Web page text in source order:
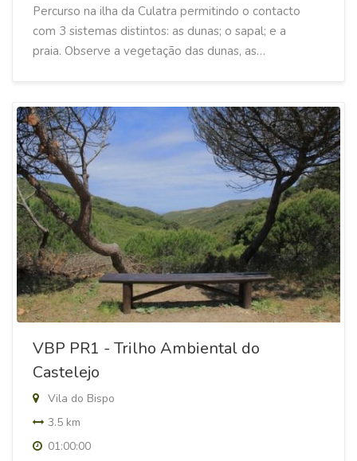
Percurso na ilha da Culatra permitindo o contacto
com 3 sistemas distintos: as dunas; o sapal; e a
praia. Observe a vegetação das dunas, as…
VBP PR1 - Trilho Ambiental do
Castelejo
Vila do Bispo
3.5 km
01:00:00